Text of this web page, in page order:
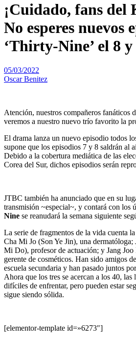
¡Cuidado, fans del
No esperes nuevos
‘Thirty-Nine’ el 8
05/03/2022
Oscar Benitez
Atención, nuestros compañeros fanáticos
veremos a nuestro nuevo trío favorito la
El drama lanza un nuevo episodio todos
supone que los episodios 7 y 8 saldrán al
Debido a la cobertura mediática de las
Corea del Sur, dichos episodios serán
JTBC también ha anunciado que en su
transmisión ~especial~, y contará con los
Nine se reanudará la semana siguiente
La serie de fragmentos de la vida cuenta
Cha Mi Jo (Son Ye Jin), una dermatóloga;
Mi Do), profesor de actuación; y Jang
gerente de cosméticos. Han sido amigos
escuela secundaria y han pasado juntos
Ahora que los tres se acercan a los 40, las
difíciles de enfrentar, pero pueden estar
sigue siendo sólida.
[elementor-template id=»6273″]